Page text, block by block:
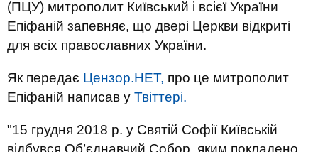
(ПЦУ) митрополит Київський і всієї України
Епіфаній запевняє, що двері Церкви відкриті
для всіх православних України.
Як передає Цензор.НЕТ, про це митрополит
Епіфаній написав у Твіттері.
"15 грудня 2018 р. у Святій Софії Київській
відбувся Об’єднавчий Собор, яким покладено